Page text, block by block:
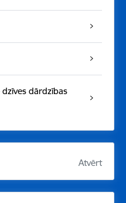
dārdzības
Atvērt